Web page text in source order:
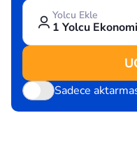
Yolcu Ekle
1 Yolcu Ekonomi
Sadece